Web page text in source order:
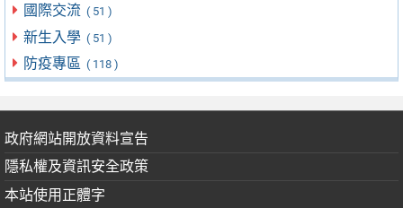
國際交流 ( 51 )
新生入學 ( 51 )
防疫專區 ( 118 )
政府網站開放資料宣告
隱私權及資訊安全政策
本站使用正體字